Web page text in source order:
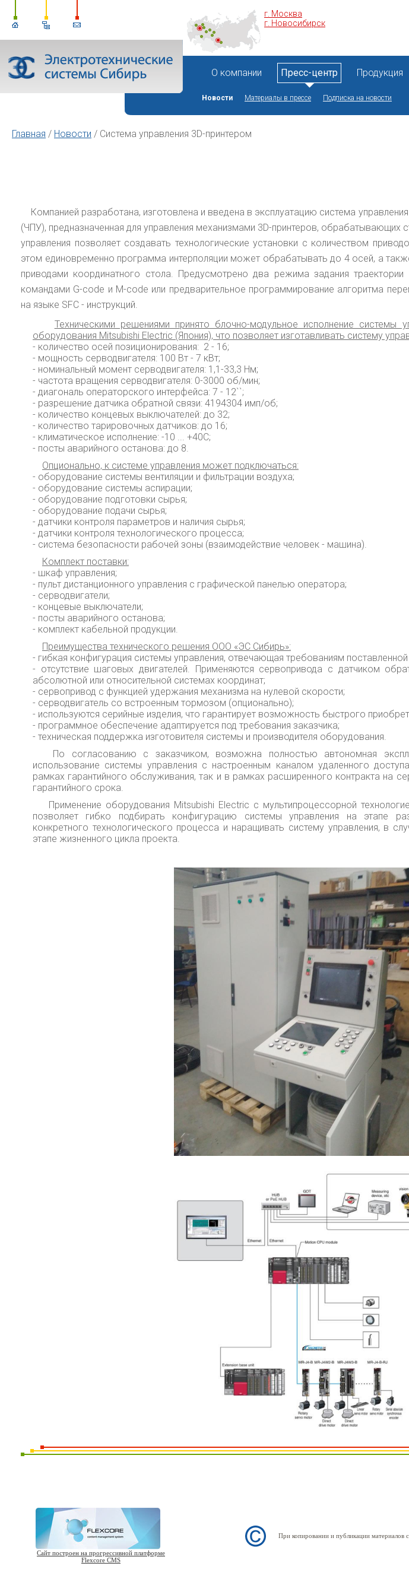
г. Москва
г. Новосибирск
О компании Пресс-центр
Новости Материалы в прессе Подписка на новости
Продукция
Главная / Новости / Система управления 3D-принтером
Компанией разработана, изготовлена и введена в эксплуатацию система
(ЧПУ), предназначенная для управления механизмами 3D-принтеров, обрабатывающих
управления позволяет создавать технологические установки с количеством
этом единовременно программа интерполяции может обрабатывать до 4 осей, а
приводами координатного стола. Предусмотрено два режима задания
командами G-code и M-code или предварительное программирование алгоритма
на языке SFC - инструкций.
Техническими решениями принято блочно-модульное исполнение системы
оборудования Mitsubishi Electric (Япония), что позволяет изготавливать систему
- количество осей позиционирования: 2 - 16;
- мощность серводвигателя: 100 Вт - 7 кВт;
- номинальный момент серводвигателя: 1,1-33,3 Нм;
- частота вращения серводвигателя: 0-3000 об/мин;
- диагональ операторского интерфейса: 7 - 12``;
- разрешение датчика обратной связи: 4194304 имп/об;
- количество концевых выключателей: до 32;
- количество тарировочных датчиков: до 16;
- климатическое исполнение: -10 ... +40С;
- посты аварийного останова: до 8.
Опционально, к системе управления может подключаться:
- оборудование системы вентиляции и фильтрации воздуха;
- оборудование системы аспирации;
- оборудование подготовки сырья;
- оборудование подачи сырья;
- датчики контроля параметров и наличия сырья;
- датчики контроля технологического процесса;
- система безопасности рабочей зоны (взаимодействие человек - машина).
Комплект поставки:
- шкаф управления;
- пульт дистанционного управления с графической панелью оператора;
- серводвигатели;
- концевые выключатели;
- посты аварийного останова;
- комплект кабельной продукции.
Преимущества технического решения ООО «ЭС Сибирь»:
- гибкая конфигурация системы управления, отвечающая требованиям поставленной
- отсутствие шаговых двигателей. Применяются сервопривода с датчиком
абсолютной или относительной системах координат;
- сервопривод с функцией удержания механизма на нулевой скорости;
- серводвигатель со встроенным тормозом (опционально);
- используются серийные изделия, что гарантирует возможность быстрого
- программное обеспечение адаптируется под требования заказчика;
- техническая поддержка изготовителя системы и производителя оборудования.
По согласованию с заказчиком, возможна полностью автономная
использование системы управления с настроенным каналом удаленного
рамках гарантийного обслуживания, так и в рамках расширенного контракта на
гарантийного срока.
Применение оборудования Mitsubishi Electric с мультипроцессорной
позволяет гибко подбирать конфигурацию системы управления на этапе
конкретного технологического процесса и наращивать систему управления, в
этапе жизненного цикла проекта.
Сайт построен на прогрессивной платформе
Flexcore CMS
При копировании и публикации материалов